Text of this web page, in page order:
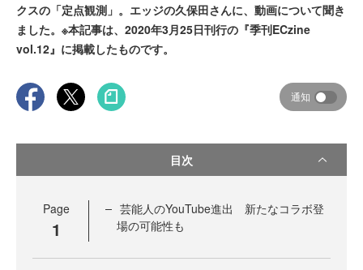
クスの「定点観測」。エッジの久保田さんに、動画について聞き
ました。※本記事は、2020年3月25日刊行の『季刊ECzine
vol.12』に掲載したものです。
通知
目次
Page
1
芸能人のYouTube進出 新たなコラボ登
場の可能性も